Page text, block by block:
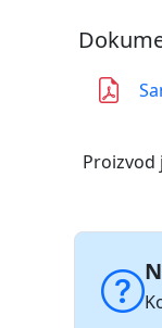
Proizvod